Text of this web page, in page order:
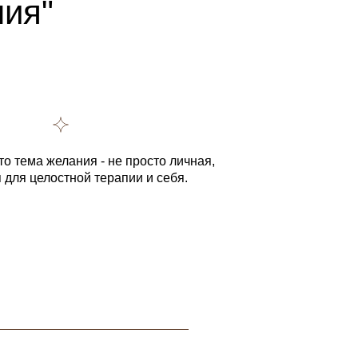
тема желания - не просто личная,
целостной терапии и себя.